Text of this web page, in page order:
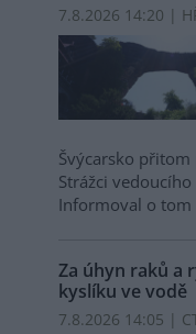
7.8.2026 14:20 |
Švýcarsko
Strážci
Informoval o
Za úhyn raků a
kyslíku ve vodě
7.8.2026 14:05 |